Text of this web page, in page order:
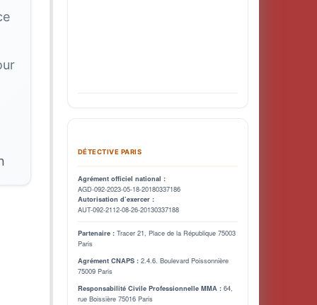
DÉTECTIVE PARIS
Agrément officiel national :
AGD-092-2023-05-18-20180337186
Autorisation d’exercer :
AUT-092-2112-08-26-20130337188
Partenaire :Tracer 21, Place de la République 75003
Paris
Agrément CNAPS :2.4.6. Boulevard Poissonnière
75009 Paris
Responsabilité Civile Professionnelle MMA :64,
rue Boissière 75016 Paris